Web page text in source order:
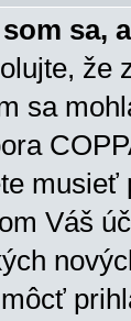
sa,
že
sa
musieť
Váš